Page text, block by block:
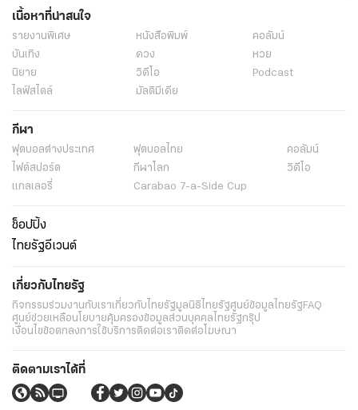
เนื้อหาที่น่าสนใจ
รายงานพิเศษ หนังสือพิมพ์
คอลัมน์
บันเทิง
ดวง
หวย
นิยาย
วิดีโอ
Podcast
ไลฟ์สไตล์
มัลติมีเดีย
กีฬา
ฟุตบอลต่่างประเทศ ฟุตบอลไทย
คอลัมน์
ไฟต์สปอร์ต
กีฬาโลก
วิดีโอ
แกลเลอรี่
Carabao 7-a-Side Cup
ช็อปปิ้ง
ไทยรัฐอีเวนต์
เกี่ยวกับไทยรัฐ
กิจกรรมร่วมงานกับเราเกี่ยวกับไทยรัฐมูลนิธิไทยรัฐศูนย์ข้อมูลไทยรัฐFAQ
ศูนย์ช่วยเหลือนโยบายคุ้มครองข้อมูลส่วนบุคคลไทยรัฐกรุ๊ป
เงื่อนไขข้อตกลงการใช้บริการติดต่อเราติดต่อโฆษณา
ติดตามเราได้ที่